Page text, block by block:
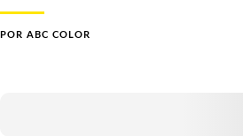
POR ABC COLOR